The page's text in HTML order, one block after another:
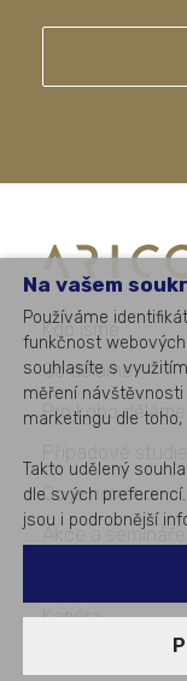
Na vašem
Používáme
funkčnost webových
souhlasíte s
měření
marketingu dle
Takto udělený
dle svých preferencí.
jsou i podrobnější
Kdo jsme
Co děláme
Pro koho děláme
Co je nového
Akce a semináře
Kariéra